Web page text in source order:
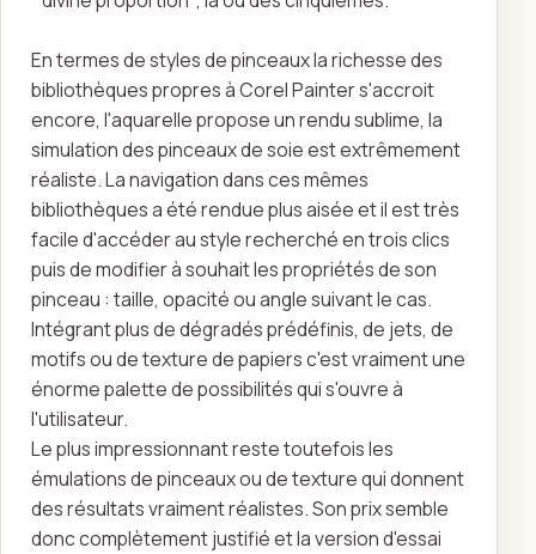
En termes de styles de pinceaux la richesse des
bibliothèques propres à Corel Painter s'accroit
encore, l'aquarelle propose un rendu sublime, la
simulation des pinceaux de soie est extrêmement
réaliste. La navigation dans ces mêmes
bibliothèques a été rendue plus aisée et il est très
facile d'accéder au style recherché en trois clics
puis de modifier à souhait les propriétés de son
pinceau : taille, opacité ou angle suivant le cas.
Intégrant plus de dégradés prédéfinis, de jets, de
motifs ou de texture de papiers c'est vraiment une
énorme palette de possibilités qui s'ouvre à
l'utilisateur.
Le plus impressionnant reste toutefois les
émulations de pinceaux ou de texture qui donnent
des résultats vraiment réalistes. Son prix semble
donc complètement justifié et la version d'essai